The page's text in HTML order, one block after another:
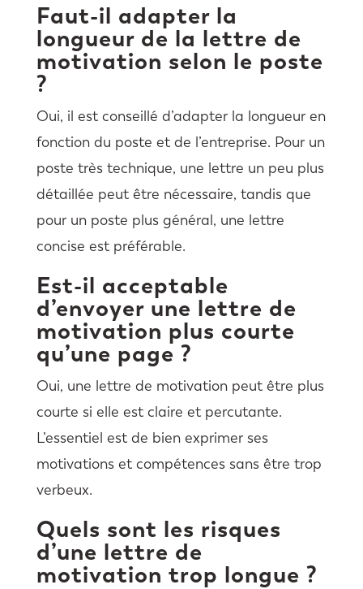
Faut-il adapter la
longueur de la lettre de
motivation selon le poste
?
Oui, il est conseillé d’adapter la longueur en
fonction du poste et de l’entreprise. Pour un
poste très technique, une lettre un peu plus
détaillée peut être nécessaire, tandis que
pour un poste plus général, une lettre
concise est préférable.
Est-il acceptable
d’envoyer une lettre de
motivation plus courte
qu’une page ?
Oui, une lettre de motivation peut être plus
courte si elle est claire et percutante.
L’essentiel est de bien exprimer ses
motivations et compétences sans être trop
verbeux.
Quels sont les risques
d’une lettre de
motivation trop longue ?